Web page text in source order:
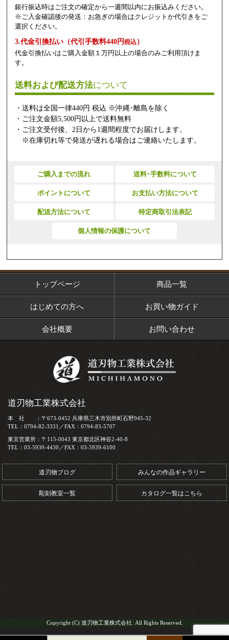
銀行振込時はご注文の確定から一週間以内にお振込みください。
※ご入金確認後の発送：お急ぎの場合はクレジットか代引きをご
選択ください。
3.代金引換払い（代引手数料440円税込）
代金引換払いはご購入金額１万円以上の場合のみご利用頂けま
す。
送料および配送方法について
・送料は全国一律440円 税込 ※沖縄･離島を除く
・ご注文金額5,500円以上で送料無料
・ご注文受付後、2日から1週間程度でお届けします。
※在庫切れ等で発送が遅れる場合はご連絡いたします。
ご購入までの流れ 送料･手数料について
ポイントについて お支払い方法について
配送方法について 特定商取引法表記
個人情報の保護について
トップページ 商品一覧
はじめての方へ お買い物ガイド
会社概要 お問い合わせ
道刃物工業株式会社
本 社 ：〒673-0452 兵庫県三木市別所町石野945-32
TEL：0794-82-3331／FAX：0794-83-5707
東京営業所：〒115-0043 東京都北区神谷2-40-8
TEL：03-5939-4430／FAX：03-5939-6100
道刃物ブログ みんなの作品ギャラリー
彫刻教室一覧 カタログ一覧はこちら
Copyright (C) 道刃物工業株式会社. All Rights Reserved.